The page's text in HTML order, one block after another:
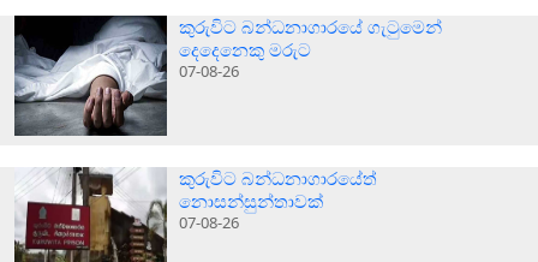
කුරුවිට බන්ධනාගාරයේ ගැටුමෙන්
දෙදෙනෙකු මරුට
07-08-26
කුරුවිට බන්ධනාගාරයේත්
නොසන්සුන්තාවක්
07-08-26